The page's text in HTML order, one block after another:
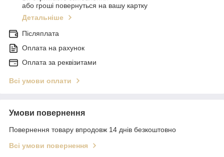
або гроші повернуться на вашу картку
Детальніше
Післяплата
Оплата на рахунок
Оплата за реквізитами
Всі умови оплати
Умови повернення
Повернення товару впродовж 14 днів безкоштовно
Всі умови повернення